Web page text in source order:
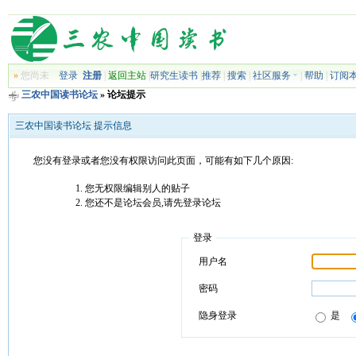
»您尚未 登录 注册| 返回主站| 研究生读书| 推荐| 搜索| 社区服务 帮助
订阅
三农中国读书论坛» 论坛提示
三农中国读书论坛 提示信息
您没有登录或者您没有权限访问此页面，可能有如下几个原因:
您无权限编辑别人的贴子
您还不是论坛会员,请先登录论坛
登录
用户名
密码
隐身登录 是